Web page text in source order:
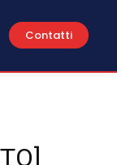
Contatti